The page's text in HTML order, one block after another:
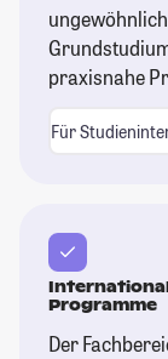
praxisnahe
Für
Programme
Der